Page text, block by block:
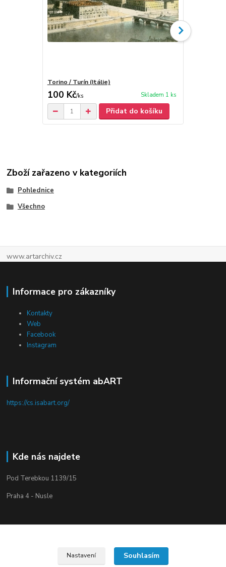
Torino / Turín (Itálie)
100 Kč/ks Skladem 1 ks
Přidat do košíku
Zboží zařazeno v kategoriích
Pohlednice
Všechno
www.artarchiv.cz
Informace pro zákazníky
Kontakty
Web
Facebook
Instagram
Informační systém abART
https://cs.isabart.org/
Kde nás najdete
Pod Terebkou 1139/15
Praha 4 - Nusle
Upravit sběr cookies.
Nastavení Souhlasím